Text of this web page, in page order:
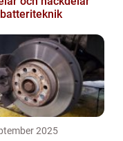
2025